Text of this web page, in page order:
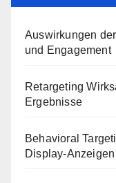
Auswirkungen
und Engagement
Retargeting
Ergebnisse
Behavioral
Display-Anzeigen